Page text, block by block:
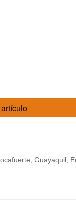
Guayaquil,